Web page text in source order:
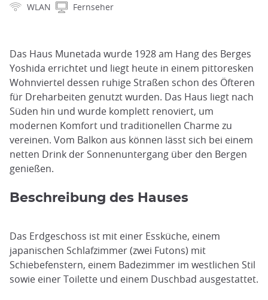
WLAN
Fernseher
Das Haus Munetada wurde 1928 am Hang des Berges
Yoshida errichtet und liegt heute in einem pittoresken
Wohnviertel dessen ruhige Straßen schon des Öfteren
für Dreharbeiten genutzt wurden. Das Haus liegt nach
Süden hin und wurde komplett renoviert, um
modernen Komfort und traditionellen Charme zu
vereinen. Vom Balkon aus können lässt sich bei einem
netten Drink der Sonnenuntergang über den Bergen
genießen.
Beschreibung des Hauses
Das Erdgeschoss ist mit einer Essküche, einem
japanischen Schlafzimmer (zwei Futons) mit
Schiebefenstern, einem Badezimmer im westlichen Stil
sowie einer Toilette und einem Duschbad ausgestattet.